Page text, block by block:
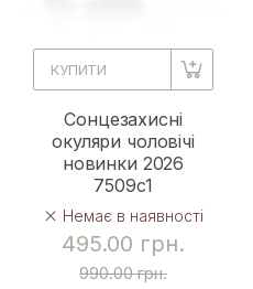
КУПИТИ
Сонцезахисні
окуляри чоловічі
новинки 2026
7509c1
Немає в наявності
495.00 грн.
990.00 грн.